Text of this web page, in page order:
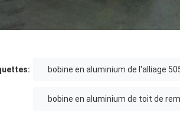
bobine en aluminium de l'alliage
bobine en aluminium de toit de